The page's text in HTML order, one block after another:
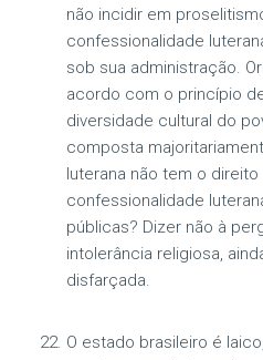
não incidir em
confessionalidade
sob sua administração.
acordo com o princípio
diversidade cultural do
composta
luterana não tem o
confessionalidade
públicas? Dizer não à
intolerância religiosa,
disfarçada.
O estado brasileiro é